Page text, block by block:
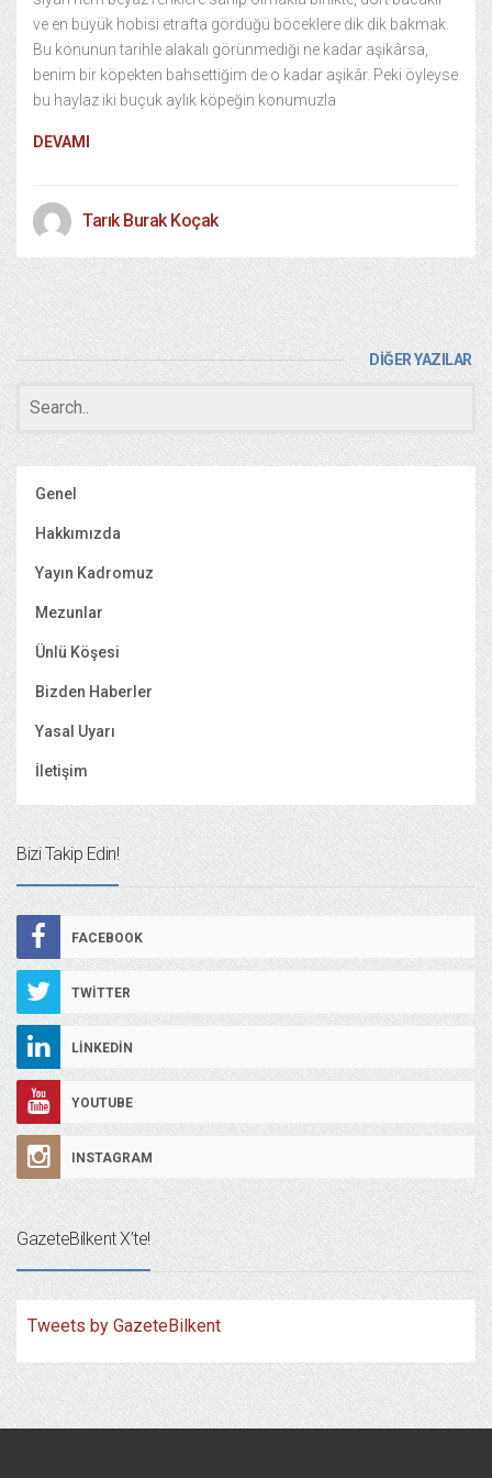
ve en büyük hobisi etrafta gördüğü böceklere dik dik bakmak.
Bu konunun tarihle alakalı görünmediği ne kadar aşikârsa,
benim bir köpekten bahsettiğim de o kadar aşikâr. Peki öyleyse
bu haylaz iki buçuk aylık köpeğin konumuzla
DEVAMI
Tarık Burak Koçak
DİĞER YAZILAR
Genel
Hakkımızda
Yayın Kadromuz
Mezunlar
Ünlü Köşesi
Bizden Haberler
Yasal Uyarı
İletişim
Bizi Takip Edin!
FACEBOOK
TWITTER
LINKEDIN
YOUTUBE
INSTAGRAM
GazeteBilkent X’te!
Tweets by GazeteBilkent